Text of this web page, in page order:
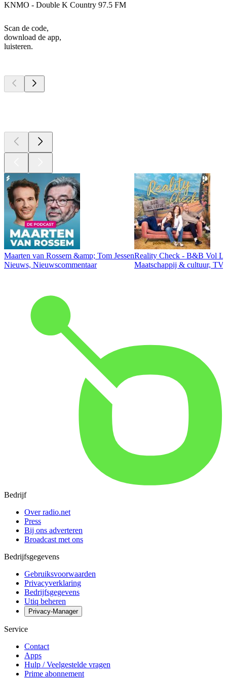
KNMO - Double K Country 97.5 FM
Scan de code,
download de app,
luisteren.
Maarten van Rossem &amp; Tom Jessen
Nieuws, Nieuwscommentaar
Reality Check - B&B Vol
Maatschappij & cultuur,
Bedrijf
Over radio.net
Press
Bij ons adverteren
Broadcast met ons
Bedrijfsgegevens
Gebruiksvoorwaarden
Privacyverklaring
Bedrijfsgegevens
Utiq beheren
Privacy-Manager
Service
Contact
Apps
Hulp / Veelgestelde vragen
Prime abonnement